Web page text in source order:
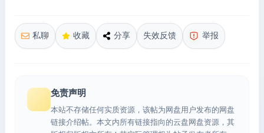
私聊 收藏 分享 失效反馈 举报
免责声明
本站不存储任何实质资源，该帖为网盘用户发布的网盘
链接介绍帖。本文内所有链接指向的云盘网盘资源，其